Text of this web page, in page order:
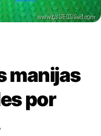
manijas
por